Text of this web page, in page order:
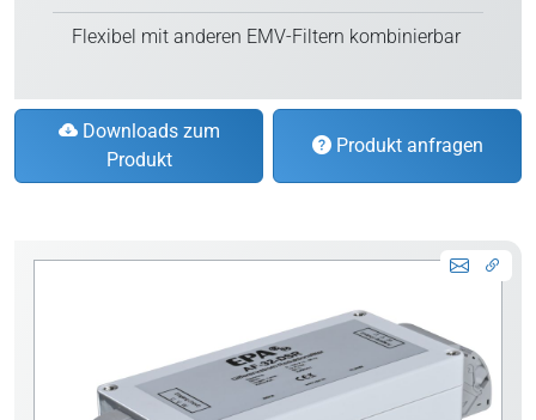
Flexibel mit anderen EMV-Filtern kombinierbar
Downloads zum
Produkt
Produkt anfragen